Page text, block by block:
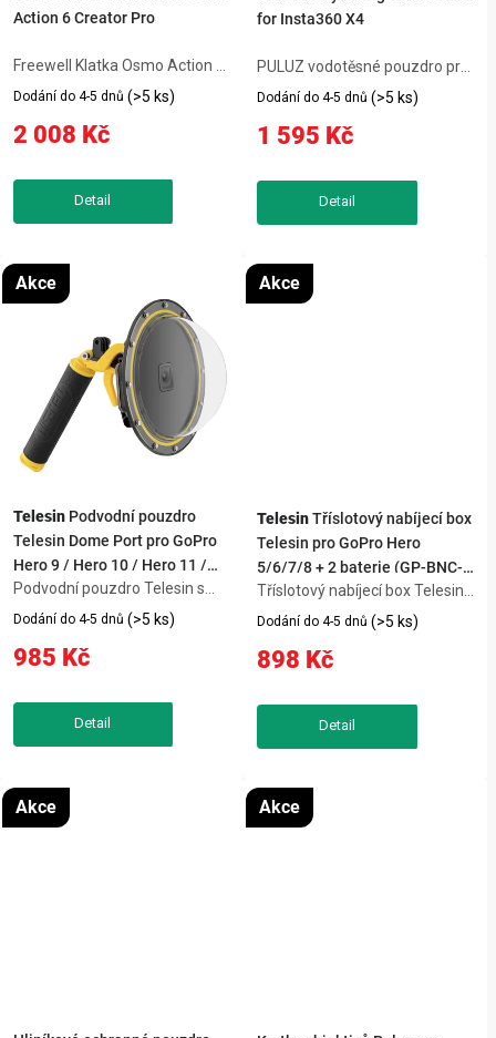
ů
Action 6 Creator Pro
Dodání do 4-5 dnů (>5 ks)
2 008 Kč
Freewell Klatka Osmo Action 6
Creator Pro je praktický
produkt, který usnadní
každodenní používání
Freewell Osmo Action 6
Creator Pro Cage. Freewell...
for Insta360 X4
Dodání do 4-5 dnů (>5 ks)
1 595 Kč
PULUZ vodotěsné pouzdro pro
Insta360 X4 chrání kameru až
do hloubky 50 metrů, ideální
pro potápění, šnorchlování a
tvrzeného PC a PMMA skla s
Telesin Podvodní pouzdro
Telesin Dome Port pro GoPro
Hero 9 / Hero 10 / Hero 11 /
Hero 12 / Hero 13 (GP-DMP-
T09)
Akce
Dodání do 4-5 dnů (>5 ks)
985 Kč
Podvodní pouzdro Telesin s
kopulí z německého akrylu
posune vaše GoPro záběry pod
hladinou na novou úroveň –
pole 180° a propustnost světla
Telesin Tříslotový nabíjecí box
Telesin pro GoPro Hero
5/6/7/8 + 2 baterie (GP-BNC-
801)
Akce
Dodání do 4-5 dnů (>5 ks)
898 Kč
Tříslotový nabíjecí box Telesin
pro GoPro Hero 5/6/7/8 + 2
baterie (GP-BNC-801) dodá
spolehlivou energii pro
Telesin se 3 sloty pro GoPro
Akce Akce